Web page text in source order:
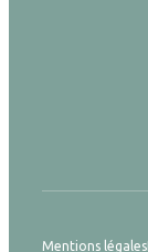
Mentions légales